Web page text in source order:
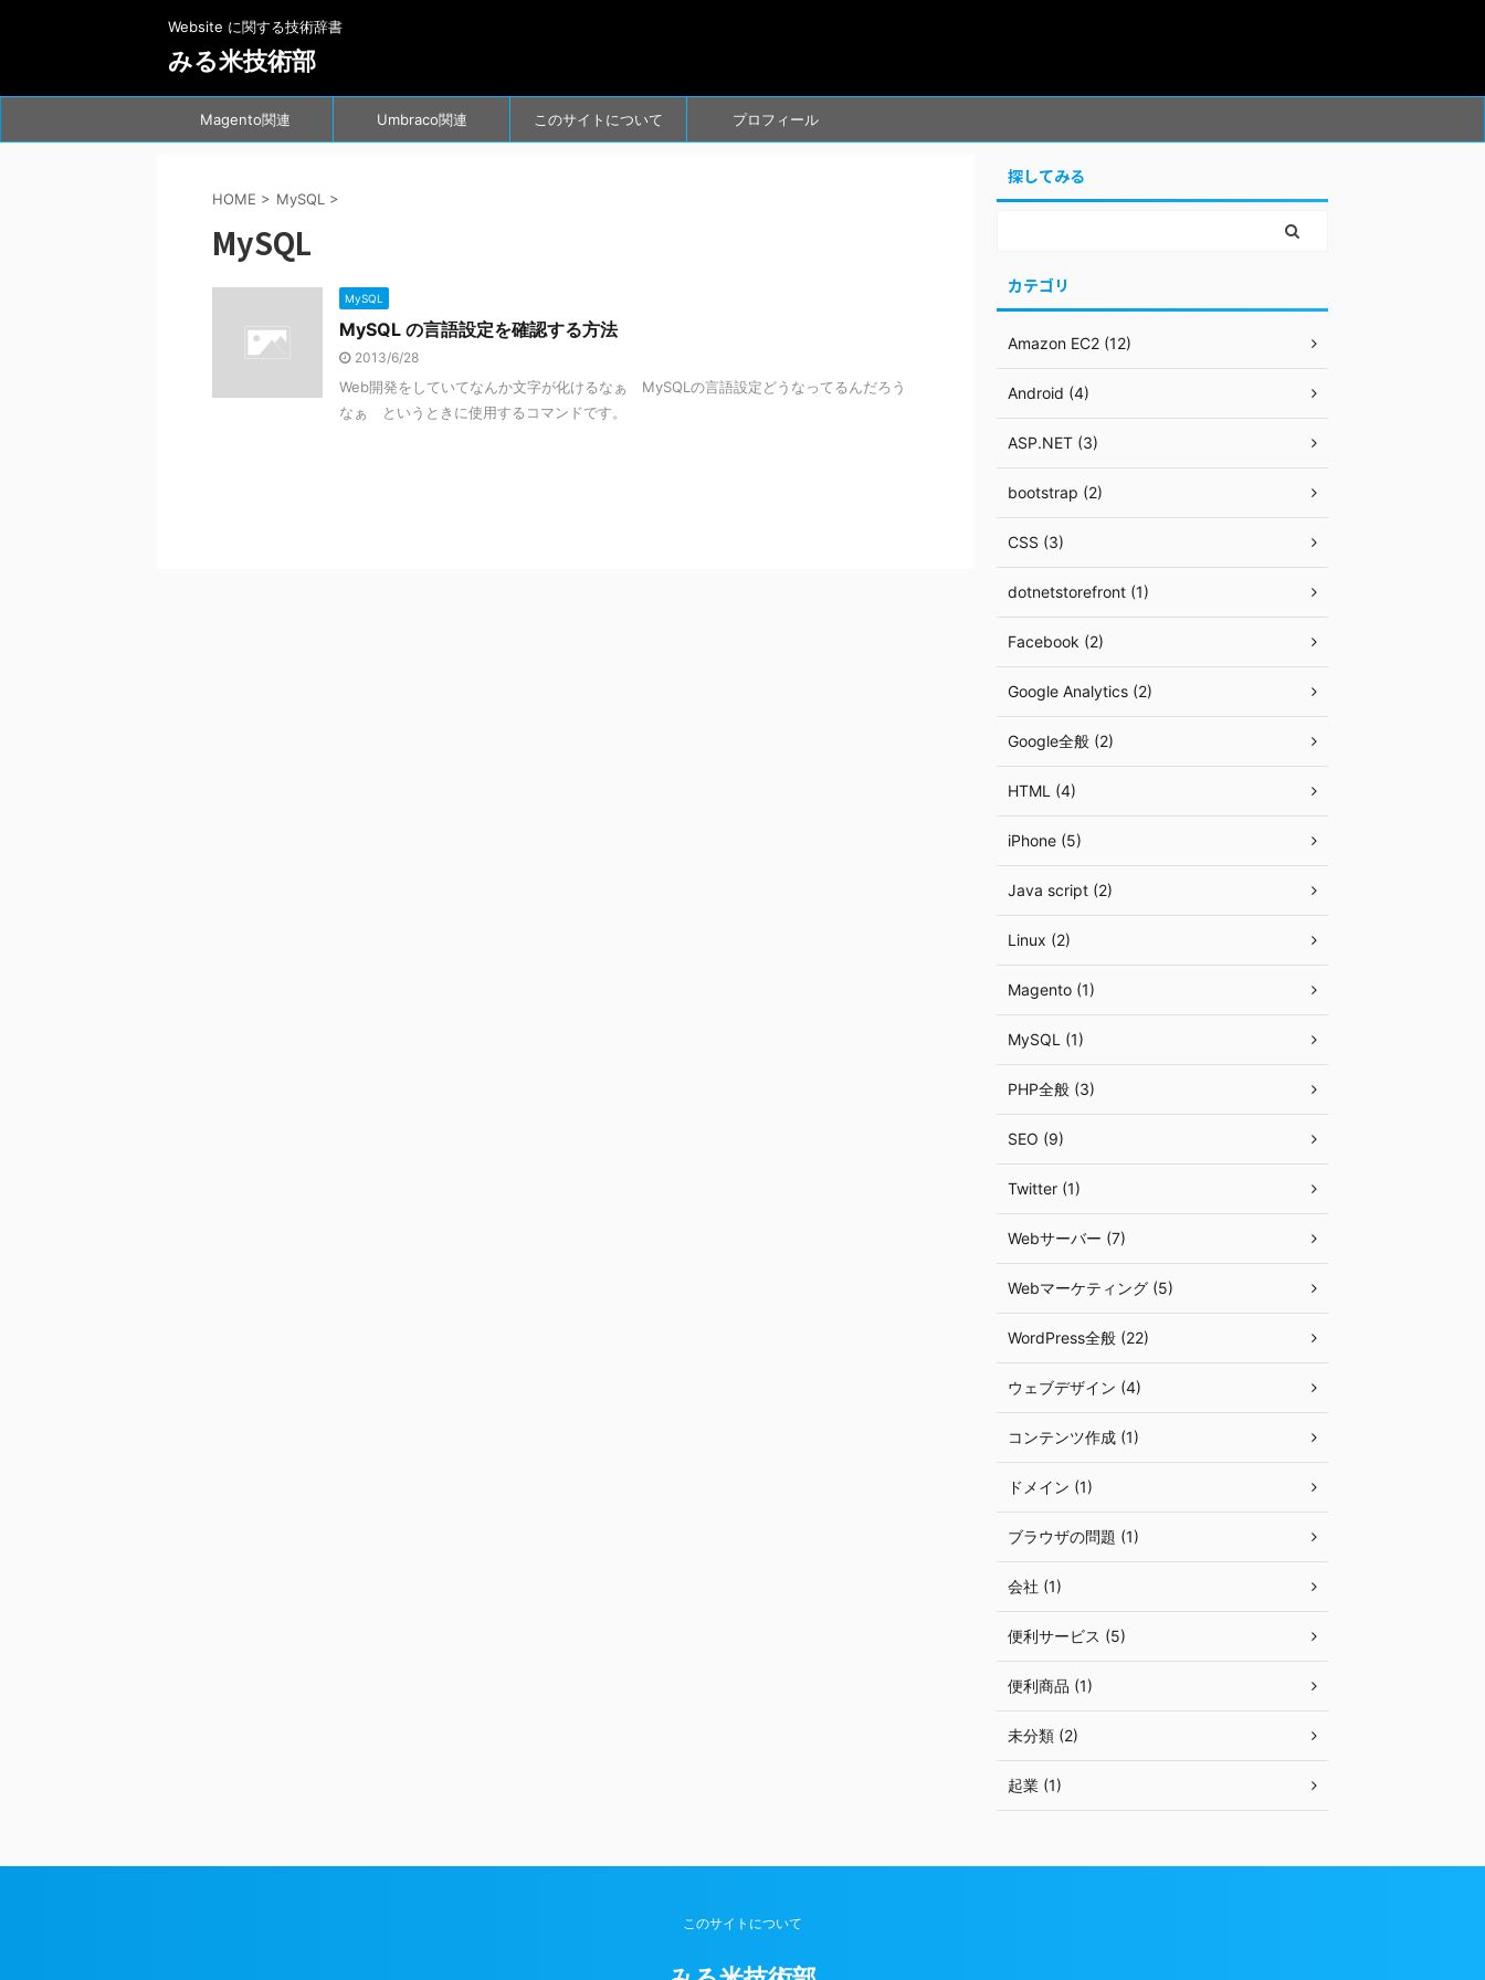
Website に関する技術辞書
みる米技術部
Magento関連 Umbraco関連 このサイトについて プロフィール
HOME > MySQL >
MySQL
MySQL
MySQL の言語設定を確認する方法
2013/6/28
Web開発をしていてなんか文字が化けるなぁ MySQLの言語設定どうなってるんだろう
なぁ というときに使用するコマンドです。
探してみる
カテゴリ
Amazon EC2 (12)
Android (4)
ASP.NET (3)
bootstrap (2)
CSS (3)
dotnetstorefront (1)
Facebook (2)
Google Analytics (2)
Google全般 (2)
HTML (4)
iPhone (5)
Java script (2)
Linux (2)
Magento (1)
MySQL (1)
PHP全般 (3)
SEO (9)
Twitter (1)
Webサーバー (7)
Webマーケティング (5)
WordPress全般 (22)
ウェブデザイン (4)
コンテンツ作成 (1)
ドメイン (1)
ブラウザの問題 (1)
会社 (1)
便利サービス (5)
便利商品 (1)
未分類 (2)
起業 (1)
このサイトについて